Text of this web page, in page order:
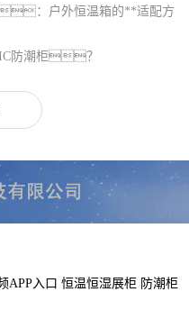
：户外恒温箱的**适配方
防潮柜？
APP入口 恒温恒湿展柜 防潮柜